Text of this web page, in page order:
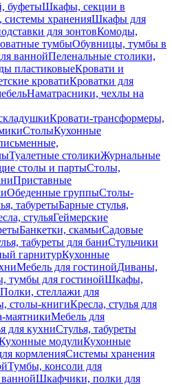
буфетыШкафы, секции в
храненияШкафы для
для зонтовКомоды,
тумбыОбувницы, тумбы в
ваннойПеленальные столики,
пластиковыеКровати и
кроватиКроватки для
Наматрасники, чехлы на
Кровати-трансформеры,
СтолыКухонные
Туалетные столикиЖурнальные
столы и партыСтолы,
Приставные
Обеденные группыСтолы-
табуретыБарные стулья,
стульяГеймерские
Банкетки, скамьиСадовые
табуреты для баниСтульчики
гарнитурКухонные
Мебель для гостинойДиваны,
тумбы для гостинойШкафы,
Полки, стеллажи для
столы-книгиКресла, стулья для
маятникиМебель для
для кухниСтулья, табуреты
модулиКухонные
кормленияСистемы хранения
Тумбы, консоли для
Шкафчики, полки для